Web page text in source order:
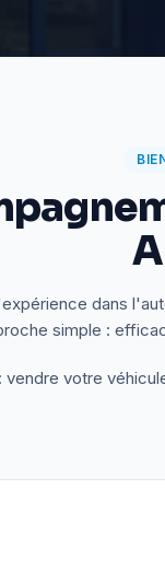
dans
simple :
votre